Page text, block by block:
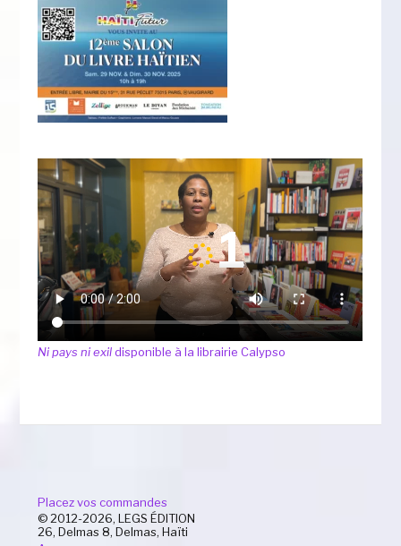
Ni pays ni exildisponible à la librairie Calypso
Placez vos commandes
© 2012-2026, LEGS ÉDITION
26, Delmas 8, Delmas, Haïti